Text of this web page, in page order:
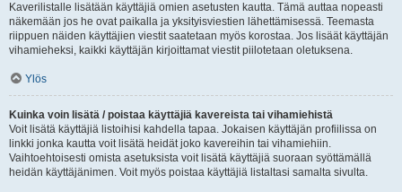
Kaverilistalle lisätään käyttäjiä omien asetusten kautta. Tämä auttaa nopeasti
näkemään jos he ovat paikalla ja yksityisviestien lähettämisessä. Teemasta
riippuen näiden käyttäjien viestit saatetaan myös korostaa. Jos lisäät käyttäjän
vihamieheksi, kaikki käyttäjän kirjoittamat viestit piilotetaan oletuksena.
Ylös
Kuinka voin lisätä / poistaa käyttäjiä kavereista tai vihamiehistä
Voit lisätä käyttäjiä listoihisi kahdella tapaa. Jokaisen käyttäjän profiilissa on
linkki jonka kautta voit lisätä heidät joko kavereihin tai vihamiehiin.
Vaihtoehtoisesti omista asetuksista voit lisätä käyttäjiä suoraan syöttämällä
heidän käyttäjänimen. Voit myös poistaa käyttäjiä listaltasi samalta sivulta.